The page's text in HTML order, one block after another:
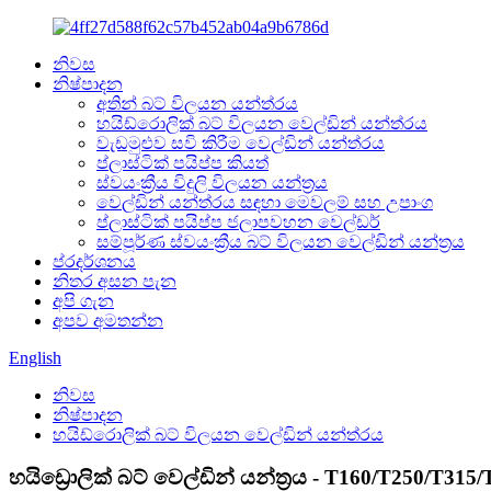
නිවස
නිෂ්පාදන
අතින් බට් විලයන යන්ත්රය
හයිඩ්රොලික් බට් විලයන වෙල්ඩින් යන්ත්රය
වැඩමුළුව සවි කිරීම වෙල්ඩින් යන්ත්රය
ප්ලාස්ටික් පයිප්ප කියත්
ස්වයංක්‍රීය විදුලි විලයන යන්ත්‍රය
වෙල්ඩින් යන්ත්රය සඳහා මෙවලම් සහ උපාංග
ප්ලාස්ටික් පයිප්ප ජලාපවහන වෙල්ඩර්
සම්පූර්ණ ස්වයංක්‍රීය බට් විලයන වෙල්ඩින් යන්ත්‍රය
ප්රදර්ශනය
නිතර අසන පැන
අපි ගැන
අපව අමතන්න
English
නිවස
නිෂ්පාදන
හයිඩ්රොලික් බට් විලයන වෙල්ඩින් යන්ත්රය
හයිඩ්‍රොලික් බට් වෙල්ඩින් යන්ත්‍රය - T160/T250/T315/